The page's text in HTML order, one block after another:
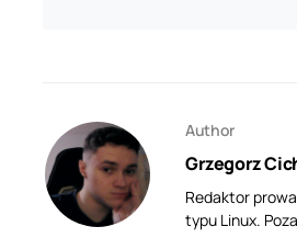
Author
Grzegorz
Redaktor
typu Linux.